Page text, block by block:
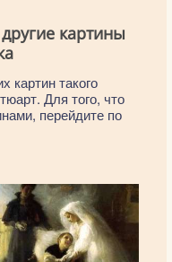
картины
картин такого
Для того, что
перейдите по